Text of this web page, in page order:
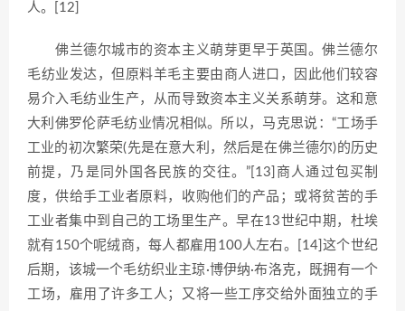
人。[12]
佛兰德尔城市的资本主义萌芽更早于英国。佛兰德尔
毛纺业发达，但原料羊毛主要由商人进口，因此他们较容
易介入毛纺业生产，从而导致资本主义关系萌芽。这和意
大利佛罗伦萨毛纺业情况相似。所以，马克思说：“工场手
工业的初次繁荣(先是在意大利，然后是在佛兰德尔)的历史
前提，乃是同外国各民族的交往。”[13]商人通过包买制
度，供给手工业者原料，收购他们的产品；或将贫苦的手
工业者集中到自己的工场里生产。早在13世纪中期，杜埃
就有150个呢绒商，每人都雇用100人左右。[14]这个世纪
后期，该城一个毛纺织业主琼·博伊纳·布洛克，既拥有一个
工场，雇用了许多工人；又将一些工序交给外面独立的手